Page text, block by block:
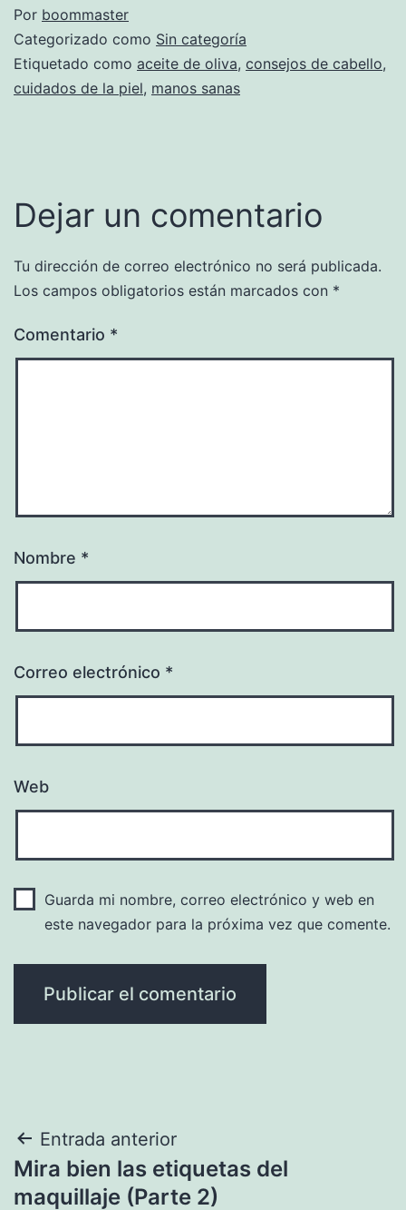
Por boommaster
Categorizado como Sin categoría
Etiquetado como aceite de oliva, consejos de cabello,
cuidados de la piel, manos sanas
Dejar un comentario
Tu dirección de correo electrónico no será publicada.
Los campos obligatorios están marcados con *
Comentario *
Nombre *
Correo electrónico *
Web
Guarda mi nombre, correo electrónico y web en
este navegador para la próxima vez que comente.
Navegación
de
Entrada anterior
Mira bien las etiquetas del
maquillaje (Parte 2)